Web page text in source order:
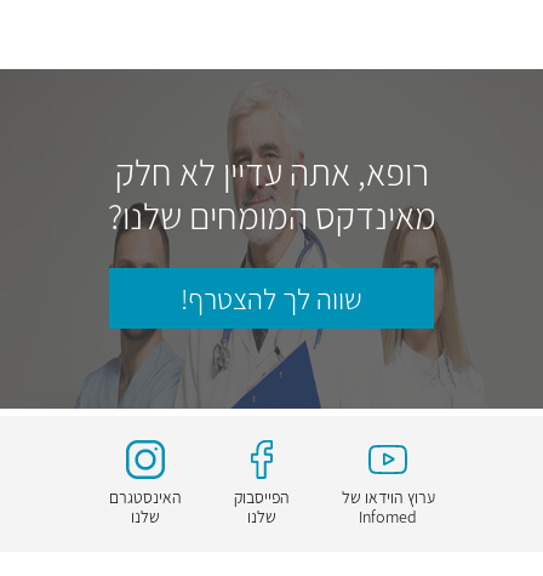
רופא, אתה עדיין לא חלק
מאינדקס המומחים שלנו?
שווה לך להצטרף!
ערוץ הוידאו של
Infomed
הפייסבוק
שלנו
האינסטגרם
שלנו